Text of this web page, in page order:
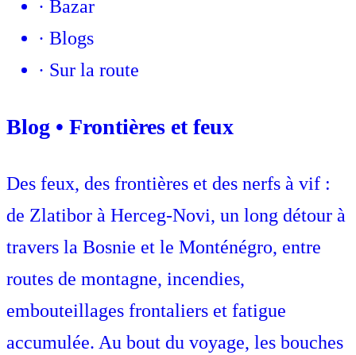
· Bazar
· Blogs
· Sur la route
Blog • Frontières et feux
Des feux, des frontières et des nerfs à vif :
de Zlatibor à Herceg-Novi, un long détour à
travers la Bosnie et le Monténégro, entre
routes de montagne, incendies,
embouteillages frontaliers et fatigue
accumulée. Au bout du voyage, les bouches